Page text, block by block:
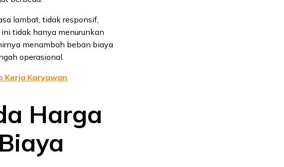
lambat, tidak responsif,
tidak hanya menurunkan
menambah beban biaya
operasional.
Kerja Karyawan
Harga